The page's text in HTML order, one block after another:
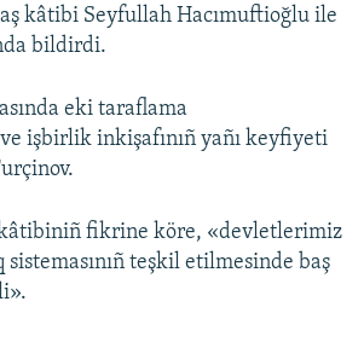
kâtibi Seyfullah Hacımuftioğlu ile
bildirdi.
eki taraflama
işbirlik inkişafınıñ yañı keyfiyeti
fikrine köre, «devletlerimiz
sistemasınıñ teşkil etilmesinde baş